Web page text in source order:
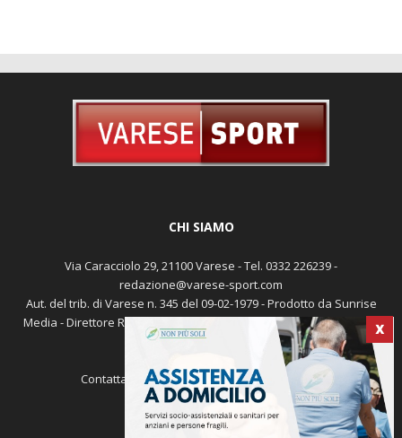
X
CHI SIAMO
Via Caracciolo 29, 21100 Varese - Tel. 0332 226239 -
redazione@varese-sport.com
Aut. del trib. di Varese n. 345 del 09-02-1979 - Prodotto da Sunrise
Media - Direttore Responsabile: Michele Marocco -Cookie policy
Pubblicità
Contattaci: redazione@varese-sport.com